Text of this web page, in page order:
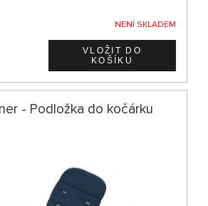
NENÍ SKLADEM
- Podložka do kočárku